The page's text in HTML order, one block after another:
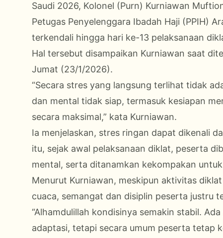
Saudi 2026, Kolonel (Purn) Kurniawan
Petugas Penyelenggara Ibadah Haji (PPIH)
terkendali hingga hari ke-13 pelaksanaan
Hal tersebut disampaikan Kurniawan saat
Jumat (23/1/2026).
“Secara stres yang langsung terlihat tidak
dan mental tidak siap, termasuk kesiapan
secara maksimal,” kata Kurniawan.
Ia menjelaskan, stres ringan dapat dikenali
itu, sejak awal pelaksanaan diklat, peserta
mental, serta ditanamkan kekompakan
Menurut Kurniawan, meskipun aktivitas
cuaca, semangat dan disiplin peserta justru
“Alhamdulillah kondisinya semakin stabil.
adaptasi, tetapi secara umum peserta tetap